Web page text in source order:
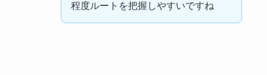
程度ルートを把握しやすいですね